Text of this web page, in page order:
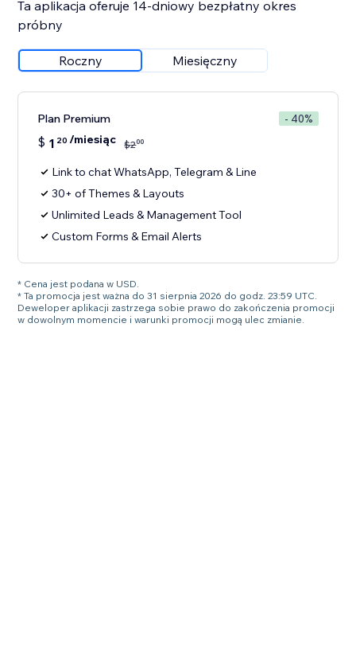
Ta aplikacja oferuje 14-dniowy bezpłatny okres
próbny
Roczny Miesięczny
Plan Premium - 40%
$ 1 20 /miesiąc $200
Link to chat WhatsApp, Telegram & Line
30+ of Themes & Layouts
Unlimited Leads & Management Tool
Custom Forms & Email Alerts
* Cena jest podana w USD.
* Ta promocja jest ważna do 31 sierpnia 2026 do godz. 23:59 UTC.
Deweloper aplikacji zastrzega sobie prawo do zakończenia promocji
w dowolnym momencie i warunki promocji mogą ulec zmianie.